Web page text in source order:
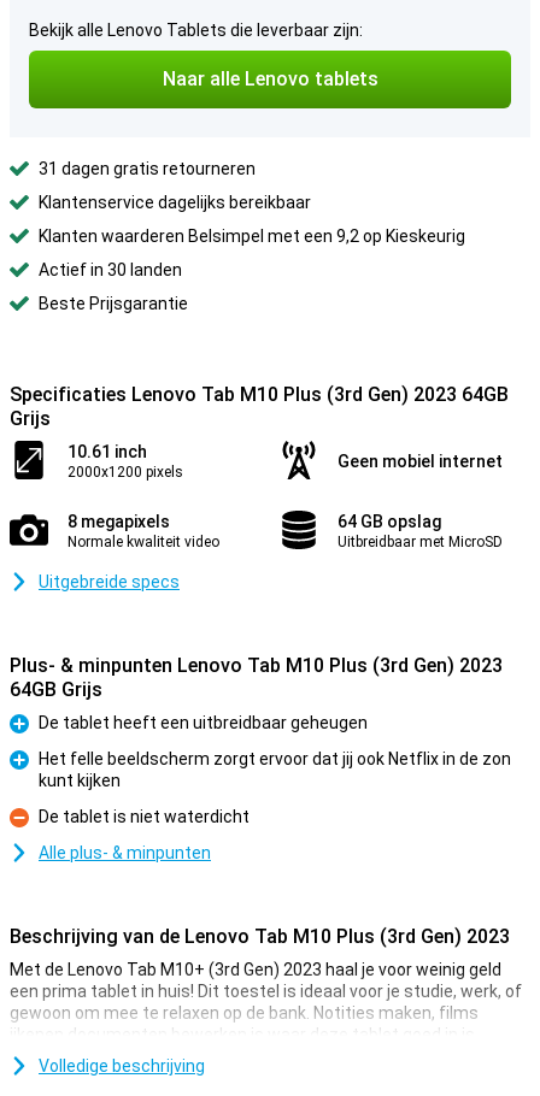
Bekijk alle Lenovo Tablets die leverbaar zijn:
Naar alle Lenovo tablets
31 dagen gratis retourneren
Klantenservice dagelijks bereikbaar
Klanten waarderen Belsimpel met een 9,2 op Kieskeurig
Actief in 30 landen
Beste Prijsgarantie
Specificaties Lenovo Tab M10 Plus (3rd Gen) 2023 64GB
Grijs
10.61 inch
2000x1200 pixels
Geen mobiel internet
8 megapixels
Normale kwaliteit video
64 GB opslag
Uitbreidbaar met MicroSD
Uitgebreide specs
Plus- & minpunten Lenovo Tab M10 Plus (3rd Gen) 2023
64GB Grijs
Pluspunt
De tablet heeft een uitbreidbaar geheugen
Pluspunt
Het felle beeldscherm zorgt ervoor dat jij ook Netflix in de zon
kunt kijken
Minpunt
De tablet is niet waterdicht
Alle plus- & minpunten
Beschrijving van de Lenovo Tab M10 Plus (3rd Gen) 2023
Met de Lenovo Tab M10+ (3rd Gen) 2023 haal je voor weinig geld
een prima tablet in huis! Dit toestel is ideaal voor je studie, werk, of
gewoon om mee te relaxen op de bank. Notities maken, films
ijkenen documenten bewerken is waar deze tablet goed in is.
Op het grote scherm is alles altijd goed afleesbaar en door de hoge
Volledige beschrijving